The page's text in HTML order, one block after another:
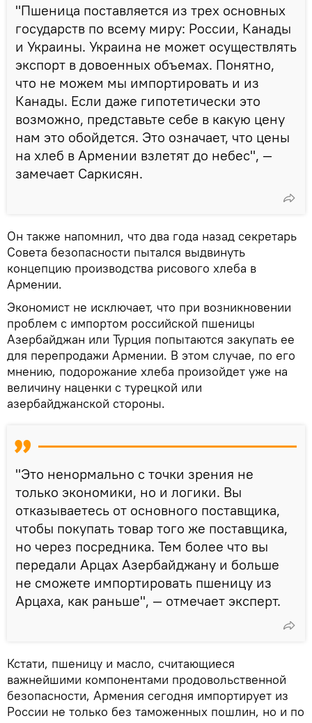
"Пшеница поставляется из трех основных
государств по всему миру: России, Канады
и Украины. Украина не может осуществлять
экспорт в довоенных объемах. Понятно,
что не можем мы импортировать и из
Канады. Если даже гипотетически это
возможно, представьте себе в какую цену
нам это обойдется. Это означает, что цены
на хлеб в Армении взлетят до небес", —
замечает Саркисян.
Он также напомнил, что два года назад секретарь
Совета безопасности пытался выдвинуть
концепцию производства рисового хлеба в
Армении.
Экономист не исключает, что при возникновении
проблем с импортом российской пшеницы
Азербайджан или Турция попытаются закупать ее
для перепродажи Армении. В этом случае, по его
мнению, подорожание хлеба произойдет уже на
величину наценки с турецкой или
азербайджанской стороны.
"Это ненормально с точки зрения не
только экономики, но и логики. Вы
отказываетесь от основного поставщика,
чтобы покупать товар того же поставщика,
но через посредника. Тем более что вы
передали Арцах Азербайджану и больше
не сможете импортировать пшеницу из
Арцаха, как раньше", — отмечает эксперт.
Кстати, пшеницу и масло, считающиеся
важнейшими компонентами продовольственной
безопасности, Армения сегодня импортирует из
России не только без таможенных пошлин, но и по